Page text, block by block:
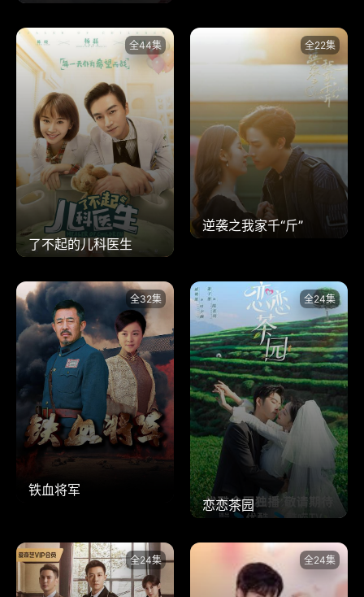
全44集
了不起的儿科医生
全22集
逆袭之我家千“斤”
全32集
铁血将军
全24集
恋恋茶园
全24集 全24集